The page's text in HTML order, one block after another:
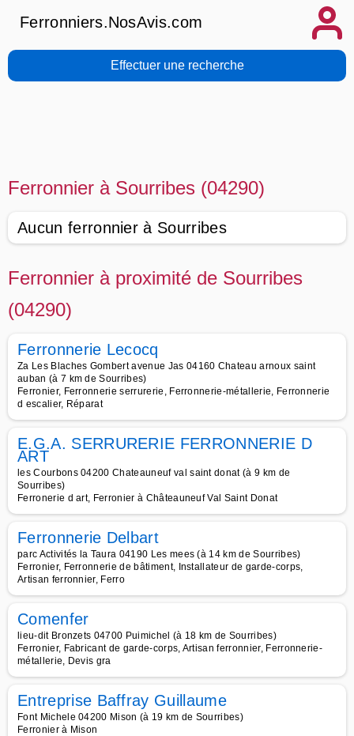
Ferronniers.NosAvis.com
Effectuer une recherche
Ferronnier à Sourribes (04290)
Aucun ferronnier à Sourribes
Ferronnier à proximité de Sourribes
(04290)
Ferronnerie Lecocq
Za Les Blaches Gombert avenue Jas 04160 Chateau arnoux saint
auban (à 7 km de Sourribes)
Ferronier, Ferronnerie serrurerie, Ferronnerie-métallerie, Ferronnerie
d escalier, Réparat
E.G.A. SERRURERIE FERRONNERIE D
ART
les Courbons 04200 Chateauneuf val saint donat (à 9 km de
Sourribes)
Ferronerie d art, Ferronier à Châteauneuf Val Saint Donat
Ferronnerie Delbart
parc Activités la Taura 04190 Les mees (à 14 km de Sourribes)
Ferronier, Ferronnerie de bâtiment, Installateur de garde-corps,
Artisan ferronnier, Ferro
Comenfer
lieu-dit Bronzets 04700 Puimichel (à 18 km de Sourribes)
Ferronier, Fabricant de garde-corps, Artisan ferronnier, Ferronnerie-
métallerie, Devis gra
Entreprise Baffray Guillaume
Font Michele 04200 Mison (à 19 km de Sourribes)
Ferronier à Mison